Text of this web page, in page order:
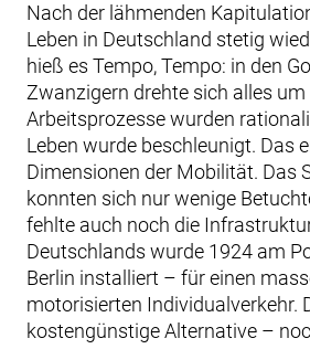
Nach der lähmenden
Leben in Deutschland stetig
hieß es Tempo, Tempo: in den
Zwanzigern drehte sich alles
Arbeitsprozesse wurden
Leben wurde beschleunigt. Das
Dimensionen der Mobilität. Das
konnten sich nur wenige
fehlte auch noch die
Deutschlands wurde 1924 am
Berlin installiert – für einen
motorisierten Individualverkehr.
kostengünstige Alternative –